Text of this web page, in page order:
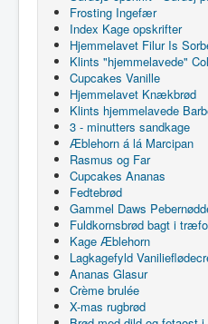
Frosting Ingefær
Index Kage opskrifter
Hjemmelavet Filur Is
Klints "hjemmelavede"
Cupcakes Vanille
Hjemmelavet Knækbrød
Klints hjemmelavede
3 - minutters sandkage
Æblehorn á lá Marcipan
Rasmus og Far
Cupcakes Ananas
Fedtebrød
Gammel Daws
Fuldkornsbrød bagt i
Kage Æblehorn
Lagkagefyld
Ananas Glasur
Crème brulée
X-mas rugbrød